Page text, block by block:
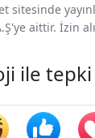
sitesinde
aittir. İzin
ile